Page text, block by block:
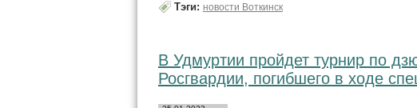
Тэги: новости Воткинск
В Удмуртии пройдет турнир по
Росгвардии, погибшего в ходе